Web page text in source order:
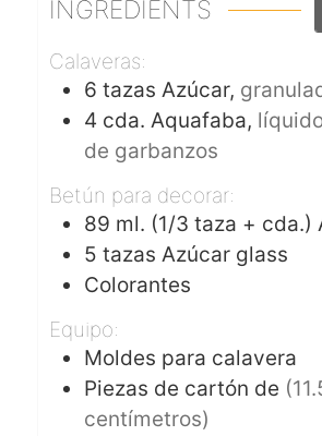
INGREDIENTS
Calaveras:
6 tazas Azúcar,
4 cda. Aquafaba,
de garbanzos
Betún para decorar:
89 ml. (1/3 taza + cda.)
5 tazas Azúcar glass
Colorantes
Equipo:
Moldes para calavera
Piezas de cartón de
centímetros)